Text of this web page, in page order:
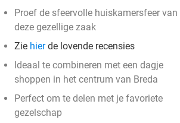
Proef de sfeervolle huiskamersfeer van
deze gezellige zaak
Zie hierde lovende recensies
Ideaal te combineren met een dagje
shoppen in het centrum van Breda
Perfect om te delen met je favoriete
gezelschap